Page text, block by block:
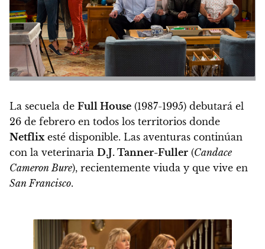
La secuela de Full House (1987-1995) debutará el
26 de febrero en todos los territorios donde
Netflixesté disponible. Las aventuras continúan
con la veterinaria D.J. Tanner-Fuller (Candace
Cameron Bure), recientemente viuda y que vive en
San Francisco.